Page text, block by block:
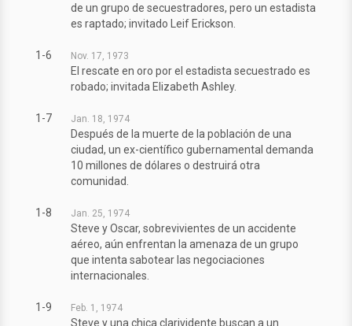
de un grupo de secuestradores, pero un estadista
es raptado; invitado Leif Erickson.
1-6 Nov. 17, 1973
El rescate en oro por el estadista secuestrado es
robado; invitada Elizabeth Ashley.
1-7 Jan. 18, 1974
Después de la muerte de la población de una
ciudad, un ex-científico gubernamental demanda
10 millones de dólares o destruirá otra
comunidad.
1-8 Jan. 25, 1974
Steve y Oscar, sobrevivientes de un accidente
aéreo, aún enfrentan la amenaza de un grupo
que intenta sabotear las negociaciones
internacionales.
1-9 Feb. 1, 1974
Steve y una chica clarividente buscan a un